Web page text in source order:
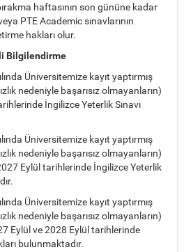
haftasının son gününe kadar
PTE Academic sınavlarının
hakları olur.
Bilgilendirme
Üniversitemize kayıt yaptırmış
nedeniyle başarısız olmayanların)
İngilizce Yeterlik Sınavı
Üniversitemize kayıt yaptırmış
nedeniyle başarısız olmayanların)
Eylül tarihlerinde İngilizce Yeterlik
Üniversitemize kayıt yaptırmış
nedeniyle başarısız olmayanların)
Eylül ve 2028 Eylül tarihlerinde
bulunmaktadır.